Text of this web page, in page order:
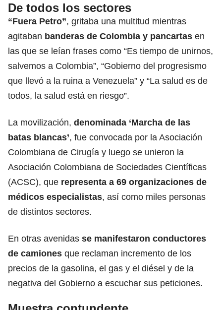
De todos los sectores
“Fuera Petro”, gritaba una multitud mientras
agitaban banderas de Colombia y pancartas en
las que se leían frases como “Es tiempo de unirnos,
salvemos a Colombia”, “Gobierno del progresismo
que llevó a la ruina a Venezuela” y “La salud es de
todos, la salud está en riesgo”.
La movilización, denominada ‘Marcha de las
batas blancas’, fue convocada por la Asociación
Colombiana de Cirugía y luego se unieron la
Asociación Colombiana de Sociedades Científicas
(ACSC), que representa a 69 organizaciones de
médicos especialistas, así como miles personas
de distintos sectores.
En otras avenidas se manifestaron conductores
de camiones que reclaman incremento de los
precios de la gasolina, el gas y el diésel y de la
negativa del Gobierno a escuchar sus peticiones.